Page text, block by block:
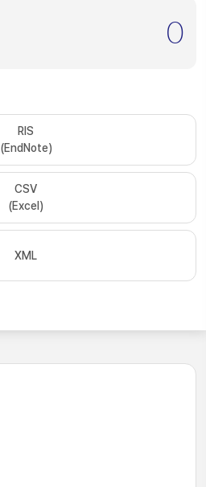
0
RIS
(EndNote)
CSV
(Excel)
XML